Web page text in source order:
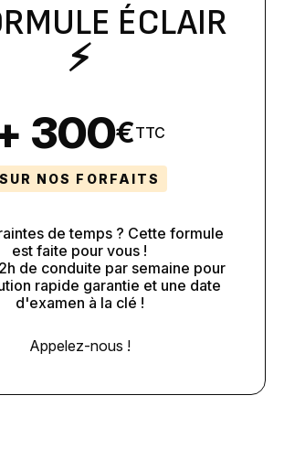
ÉCLAIR
⚡️
€
300 TTC
SUR NOS FORFAITS
de temps ? Cette formule
est faite pour vous !
de conduite par semaine pour
rapide garantie et une date
d'examen à la clé !
Appelez-nous !